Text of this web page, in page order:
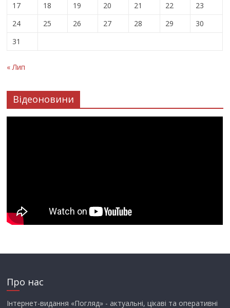
17
18 19 20 21 22
23
24
25 26 27 28 29
30
31
« Лип
Відеоновини
Про нас
Інтернет-видання «Погляд» - актуальні, цікаві та оперативні